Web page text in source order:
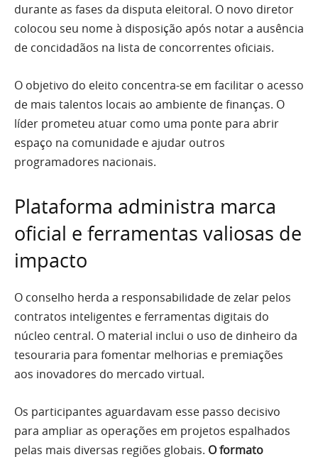
durante as fases da disputa eleitoral. O novo diretor
colocou seu nome à disposição após notar a ausência
de concidadãos na lista de concorrentes oficiais.
O objetivo do eleito concentra-se em facilitar o acesso
de mais talentos locais ao ambiente de finanças. O
líder prometeu atuar como uma ponte para abrir
espaço na comunidade e ajudar outros
programadores nacionais.
Plataforma administra marca
oficial e ferramentas valiosas de
impacto
O conselho herda a responsabilidade de zelar pelos
contratos inteligentes e ferramentas digitais do
núcleo central. O material inclui o uso de dinheiro da
tesouraria para fomentar melhorias e premiações
aos inovadores do mercado virtual.
Os participantes aguardavam esse passo decisivo
para ampliar as operações em projetos espalhados
pelas mais diversas regiões globais. O formato